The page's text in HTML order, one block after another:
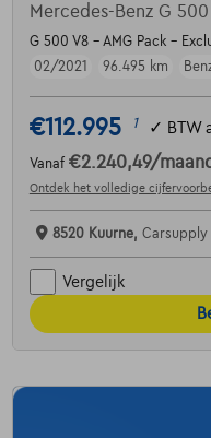
Mercedes-Benz G 500
G 500 V8 - AMG Pack -
02/2021
96.495 km
€112.995 1 ✓ BTW
Vanaf €2.240,49/
Ontdek het volledige
8520 Kuurne, Carsupply
Vergelijk